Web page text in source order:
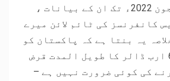
ستمبر 2021ء سے جون 2022ء تک ان کے بیانات ،
کانفرنسز کی ٹائم لائن میرے
یہ بنتا ہے کہ پاکستان کو
آئی ایم ایف سے 6 ارب ڈالر کا طویل المدت قرض
کی کوئی ضرورت نہیں ہے –